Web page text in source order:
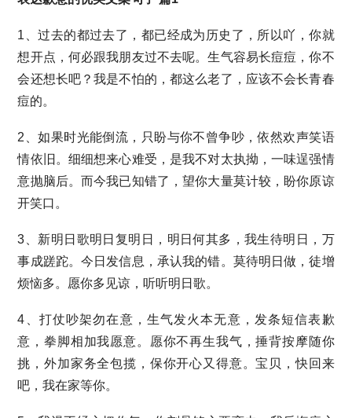
1、过去的都过去了，都已经成为历史了，所以吖，你就
想开点，何必跟我朋友过不去呢。生气容易长痘痘，你不
会还想长吧？我是不怕的，都这么老了，应该不会长青春
痘的。
2、如果时光能倒流，只盼与你不曾争吵，依然欢声笑语
情依旧。细细想来心难受，是我不对太执拗，一味逞强情
意抛脑后。而今我已知错了，望你大量莫计较，盼你原谅
开笑口。
3、新明日歌明日复明日，明日何其多，我生待明日，万
事成蹉跎。今日发信息，承认我的错。莫待明日做，徒增
烦恼多。愿你多见谅，听听明日歌。
4、打仗吵架勿在意，生气发火本无意，发条短信表歉
意，拳脚相加我愿意。愿你不再生我气，捶背按摩随你
挑，外加家务全包揽，保你开心又得意。宝贝，快回来
吧，我在家等你。